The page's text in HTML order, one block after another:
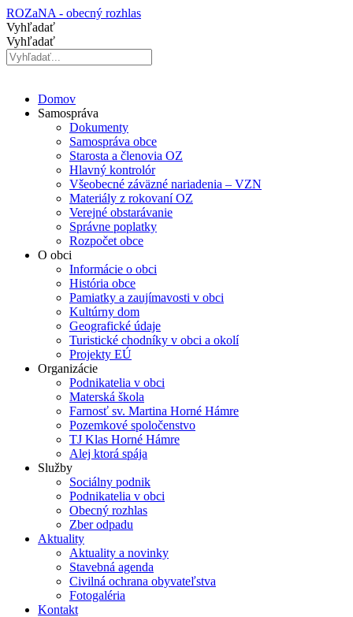
Preskočiť
na
obsah
ROZaNA - obecný rozhlas
Vyhľadať
Vyhľadať
Domov
Samospráva
Dokumenty
Samospráva obce
Starosta a členovia OZ
Hlavný kontrolór
Všeobecné záväzné nariadenia – VZN
Materiály z rokovaní OZ
Verejné obstarávanie
Správne poplatky
Rozpočet obce
O obci
Informácie o obci
História obce
Pamiatky a zaujímavosti v obci
Kultúrny dom
Geografické údaje
Turistické chodníky v obci a okolí
Projekty EÚ
Organizácie
Podnikatelia v obci
Materská škola
Farnosť sv. Martina Horné Hámre
Pozemkové spoločenstvo
TJ Klas Horné Hámre
Alej ktorá spája
Služby
Sociálny podnik
Podnikatelia v obci
Obecný rozhlas
Zber odpadu
Aktuality
Aktuality a novinky
Stavebná agenda
Civilná ochrana obyvateľstva
Fotogaléria
Kontakt